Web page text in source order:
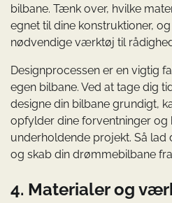
bilbane. Tænk over, hvilke
egnet til dine konstruktioner,
nødvendige værktøj til
Designprocessen er en vigtig
egen bilbane. Ved at tage dig
designe din bilbane grundigt,
opfylder dine forventninger og
underholdende projekt. Så lad
og skab din drømmebilbane
4. Materialer og